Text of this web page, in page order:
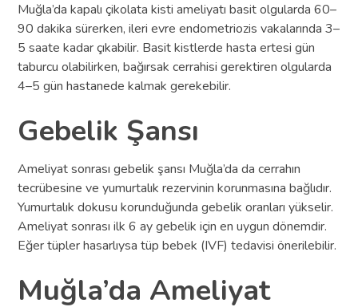
Muğla’da kapalı çikolata kisti ameliyatı basit olgularda 60–
90 dakika sürerken, ileri evre endometriozis vakalarında 3–
5 saate kadar çıkabilir. Basit kistlerde hasta ertesi gün
taburcu olabilirken, bağırsak cerrahisi gerektiren olgularda
4–5 gün hastanede kalmak gerekebilir.
Gebelik Şansı
Ameliyat sonrası gebelik şansı Muğla’da da cerrahın
tecrübesine ve yumurtalık rezervinin korunmasına bağlıdır.
Yumurtalık dokusu korunduğunda gebelik oranları yükselir.
Ameliyat sonrası ilk 6 ay gebelik için en uygun dönemdir.
Eğer tüpler hasarlıysa tüp bebek (IVF) tedavisi önerilebilir.
Muğla’da Ameliyat